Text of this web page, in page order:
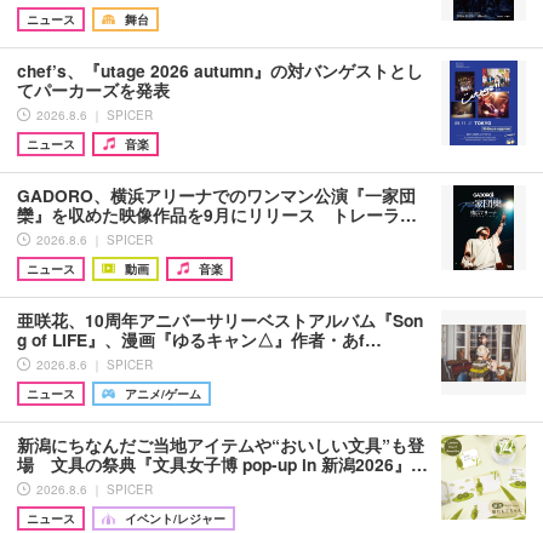
ニュース
舞台
chef’s、『utage 2026 autumn』の対バンゲストとし
てパーカーズを発表
2026.8.6 ｜ SPICER
ニュース
音楽
GADORO、横浜アリーナでのワンマン公演『一家団
欒』を収めた映像作品を9月にリリース トレーラ…
2026.8.6 ｜ SPICER
ニュース
動画 音楽
亜咲花、10周年アニバーサリーベストアルバム『Son
g of LIFE』、漫画『ゆるキャン△』作者・あf…
2026.8.6 ｜ SPICER
ニュース
アニメ/ゲーム
新潟にちなんだご当地アイテムや“おいしい文具”も登
場 文具の祭典『文具女子博 pop-up in 新潟2026』…
2026.8.6 ｜ SPICER
ニュース
イベント/レジャー